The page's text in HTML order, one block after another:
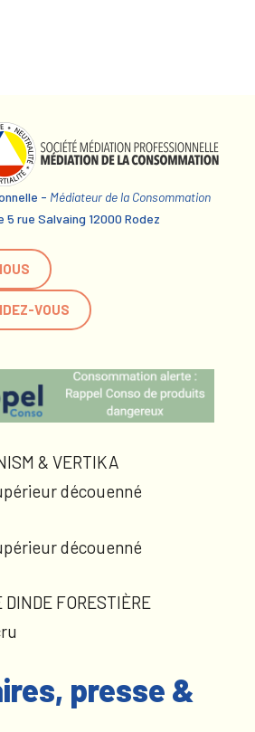
- Médiateur de la Consommation
rue Salvaing 12000 Rodez
VOUS
& VERTIKA
découenné
découenné
FORESTIÈRE
presse &